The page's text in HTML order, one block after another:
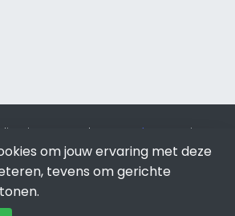
en SEO door SEO-bureau
Lion
voor bewezen resultaten?SEO
No Pay.Weertis onderdeel van Lion
Internet.
om jouw ervaring met deze
tevens om gerichte